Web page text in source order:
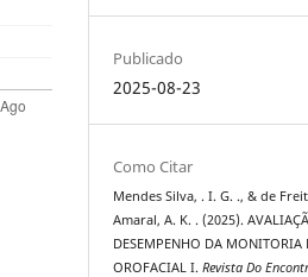
Publicado
2025-08-23
Como Citar
Mendes Silva, . I. G. ., & de
Amaral, A. K. . (2025).
DESEMPENHO DA MONITORIA
OROFACIAL I.Revista Do